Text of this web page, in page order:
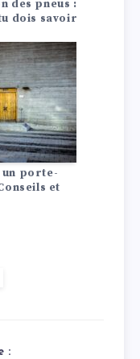
des pneus :
dois savoir
un porte-
et
: